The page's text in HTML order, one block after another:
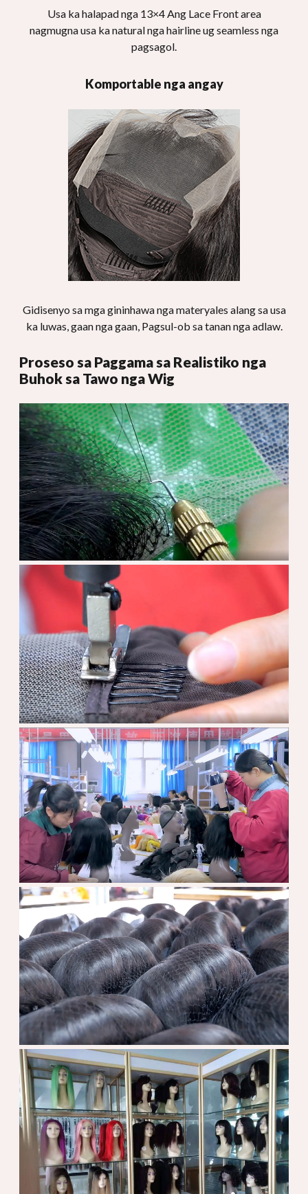
Usa ka halapad nga 13×4 Ang Lace Front area
nagmugna usa ka natural nga hairline ug seamless nga
pagsagol.
Komportable nga angay
Gidisenyo sa mga gininhawa nga materyales alang sa usa
ka luwas, gaan nga gaan, Pagsul-ob sa tanan nga adlaw.
Proseso sa Paggama sa Realistiko nga
Buhok sa Tawo nga Wig